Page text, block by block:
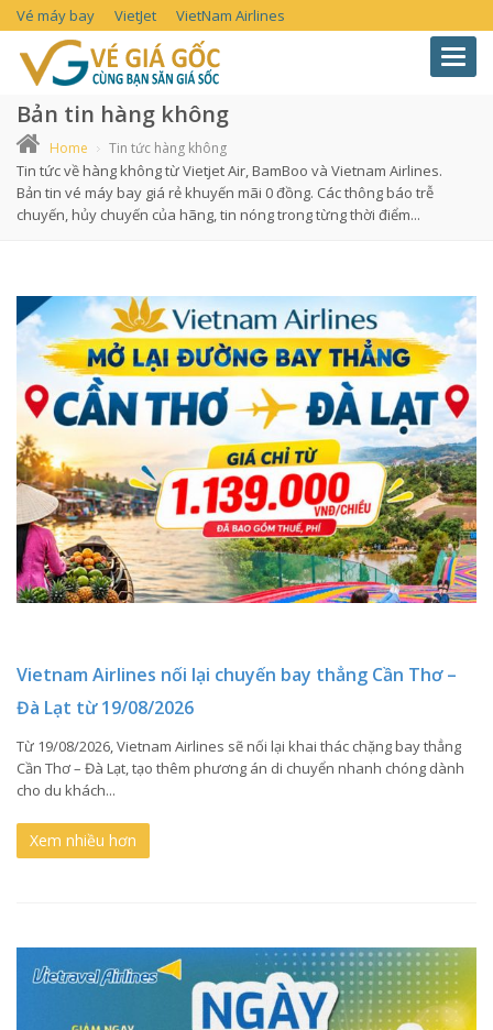
Vé máy bay VietJet VietNam Airlines
Bản tin hàng không
Home Tin tức hàng không
Tin tức về hàng không từ Vietjet Air, BamBoo và Vietnam Airlines.
Bản tin vé máy bay giá rẻ khuyến mãi 0 đồng. Các thông báo trễ
chuyến, hủy chuyến của hãng, tin nóng trong từng thời điểm...
Vietnam Airlines nối lại chuyến bay thẳng Cần Thơ –
Đà Lạt từ 19/08/2026
Từ 19/08/2026, Vietnam Airlines sẽ nối lại khai thác chặng bay thẳng
Cần Thơ – Đà Lạt, tạo thêm phương án di chuyển nhanh chóng dành
cho du khách...
Xem nhiều hơn